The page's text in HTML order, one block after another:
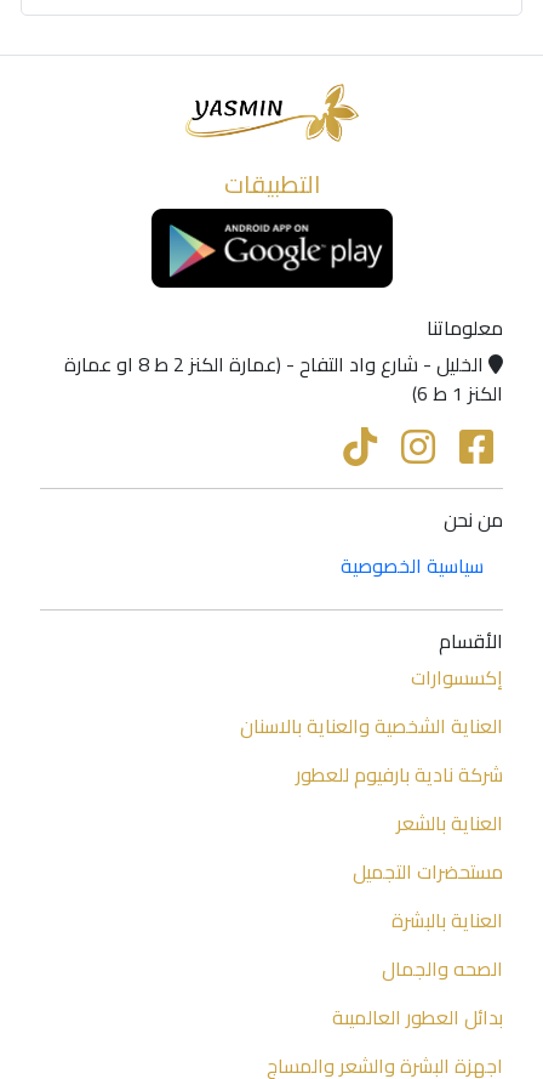
التطبيقات
معلوماتنا
الخليل - شارع واد التفاح - (عمارة الكنز 2 ط 8 او عمارة
الكنز 1 ط 6)
من نحن
سياسية الخصوصية
الأقسام
إكسسوارات
العناية الشخصية والعناية بالاسنان
شركة نادية بارفيوم للعطور
العناية بالشعر
مستحضرات التجميل
العناية بالبشرة
الصحه والجمال
بدائل العطور العالميىة
اجهزة البشرة والشعر والمساج